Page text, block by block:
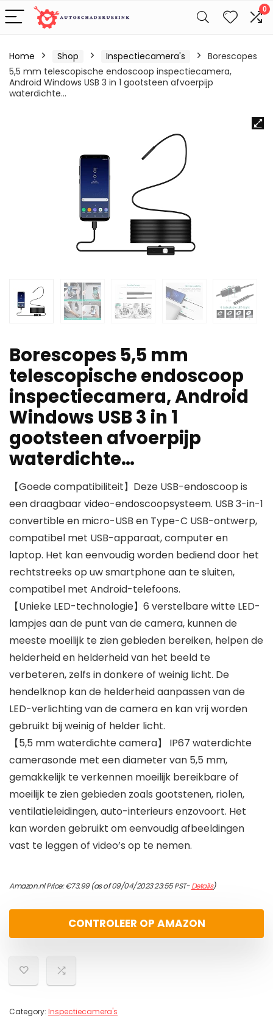
0
Home Shop Inspectiecamera's
Borescopes
5,5 mm telescopische endoscoop inspectiecamera,
Android Windows USB 3 in 1 gootsteen afvoerpijp
waterdichte…
Borescopes 5,5 mm
telescopische endoscoop
inspectiecamera, Android
Windows USB 3 in 1
gootsteen afvoerpijp
waterdichte…
【Goede compatibiliteit】Deze USB-endoscoop is
een draagbaar video-endoscoopsysteem. USB 3-in-1
convertible en micro-USB en Type-C USB-ontwerp,
compatibel met USB-apparaat, computer en
laptop. Het kan eenvoudig worden bediend door het
rechtstreeks op uw smartphone aan te sluiten,
compatibel met Android-telefoons.
【Unieke LED-technologie】6 verstelbare witte LED-
lampjes aan de punt van de camera, kunnen de
meeste moeilijk te zien gebieden bereiken, helpen de
helderheid en helderheid van het beeld te
verbeteren, zelfs in donkere of weinig licht. De
hendelknop kan de helderheid aanpassen van de
LED-verlichting van de camera en kan vrij worden
gebruikt bij weinig of helder licht.
【5,5 mm waterdichte camera】 IP67 waterdichte
camerasonde met een diameter van 5,5 mm,
gemakkelijk te verkennen moeilijk bereikbare of
moeilijk te zien gebieden zoals gootstenen, riolen,
ventilatieleidingen, auto-interieurs enzovoort. Het
kan worden gebruikt om eenvoudig afbeeldingen
vast te leggen of video’s op te nemen.
Amazon.nl Price:€73.99(as of 09/04/2023 23:55 PST-Details)
CONTROLEER OP AMAZON
Category: Inspectiecamera's